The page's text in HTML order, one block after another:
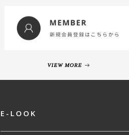
VIEW MORE
E-LOOK